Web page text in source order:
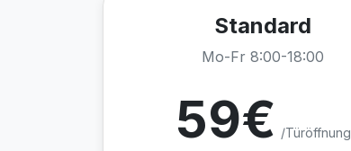
Standard
Mo-Fr 8:00-18:00
59€ /Türöffnung